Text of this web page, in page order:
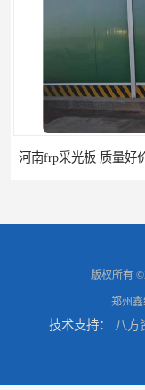
frp采光板 质量好价格优
版权所有
郑州鑫
技术支持： 八方